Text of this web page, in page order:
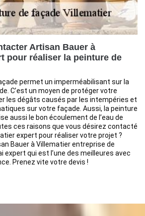
Artisan Bauer à
pour réaliser la peinture de
permet un imperméabilisant sur la
C’est un moyen de protéger votre
les dégâts causés par les intempéries et
sur votre façade. Aussi, la peinture
aussi le bon écoulement de l’eau de
ces raisons que vous désirez contacté
expert pour réaliser votre projet ?
Bauer à Villematier entreprise de
expert qui est l’une des meilleures avec
Prenez vite votre devis !